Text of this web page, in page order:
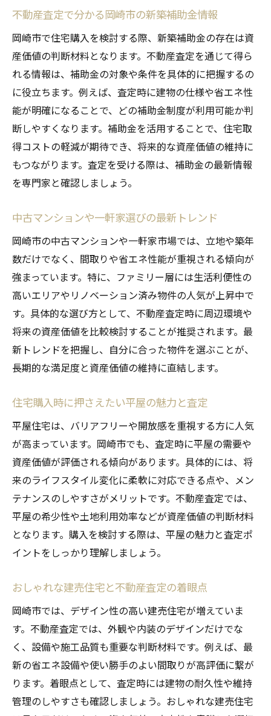
不動産査定で分かる岡崎市の新築補助金情報
岡崎市で住宅購入を検討する際、新築補助金の存在は資
産価値の判断材料となります。不動産査定を通じて得ら
れる情報は、補助金の対象や条件を具体的に把握するの
に役立ちます。例えば、査定時に建物の仕様や省エネ性
能が明確になることで、どの補助金制度が利用可能か判
断しやすくなります。補助金を活用することで、住宅取
得コストの軽減が期待でき、将来的な資産価値の維持に
もつながります。査定を受ける際は、補助金の最新情報
を専門家と確認しましょう。
中古マンションや一軒家選びの最新トレンド
岡崎市の中古マンションや一軒家市場では、立地や築年
数だけでなく、間取りや省エネ性能が重視される傾向が
強まっています。特に、ファミリー層には生活利便性の
高いエリアやリノベーション済み物件の人気が上昇中で
す。具体的な選び方として、不動産査定時に周辺環境や
将来の資産価値を比較検討することが推奨されます。最
新トレンドを把握し、自分に合った物件を選ぶことが、
長期的な満足度と資産価値の維持に直結します。
住宅購入時に押さえたい平屋の魅力と査定
平屋住宅は、バリアフリーや開放感を重視する方に人気
が高まっています。岡崎市でも、査定時に平屋の需要や
資産価値が評価される傾向があります。具体的には、将
来のライフスタイル変化に柔軟に対応できる点や、メン
テナンスのしやすさがメリットです。不動産査定では、
平屋の希少性や土地利用効率などが資産価値の判断材料
となります。購入を検討する際は、平屋の魅力と査定ポ
イントをしっかり理解しましょう。
おしゃれな建売住宅と不動産査定の着眼点
岡崎市では、デザイン性の高い建売住宅が増えていま
す。不動産査定では、外観や内装のデザインだけでな
く、設備や施工品質も重要な判断材料です。例えば、最
新の省エネ設備や使い勝手のよい間取りが高評価に繋が
ります。着眼点として、査定時には建物の耐久性や維持
管理のしやすさも確認しましょう。おしゃれな建売住宅